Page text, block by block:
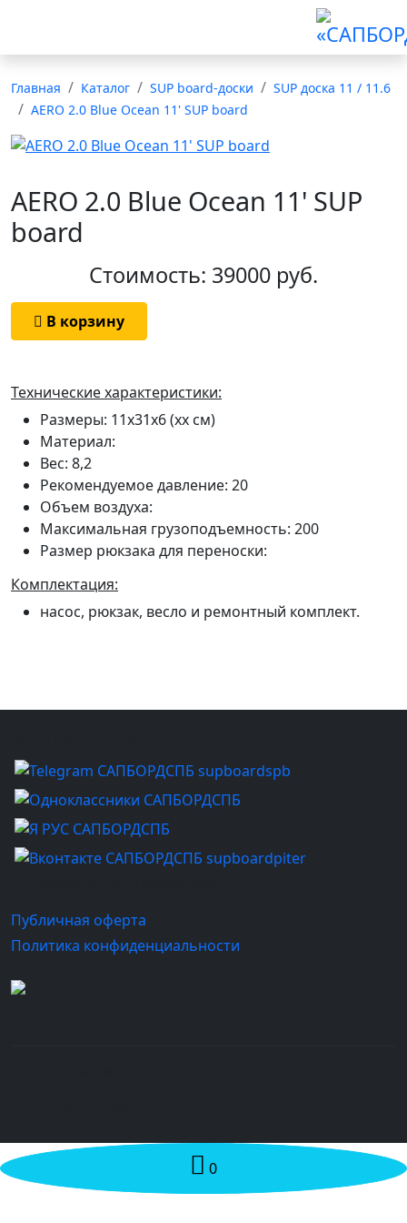
Главная Каталог SUP board-доски
SUP доска 11 / 11.6
AERO 2.0 Blue Ocean 11' SUP board
AERO 2.0 Blue Ocean 11' SUP
board
Стоимость: 39000 руб.
В корзину
Технические характеристики:
Размеры: 11x31x6 (xx см)
Материал:
Вес: 8,2
Рекомендуемое давление: 20
Объем воздуха:
Максимальная грузоподъемность: 200
Размер рюкзака для переноски:
Комплектация:
насос, рюкзак, весло и ремонтный комплект.
Публичная оферта
Политика конфиденциальности
0